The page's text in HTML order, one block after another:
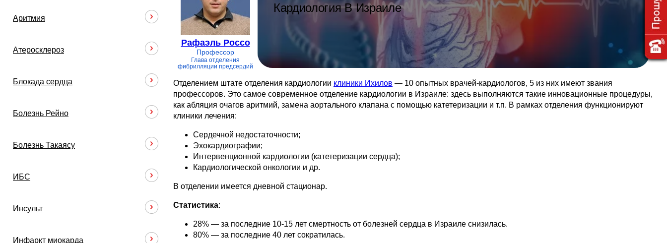
Аритмия
Атеросклероз
Блокада сердца
Болезнь Рейно
Болезнь Такаясу
ИБС
Инсульт
Инфаркт миокарда
Рафаэль Россо
Профессор
Глава отделения
фибрилляции предсердий
Кардиология В Израиле
Отделением штате отделения кардиологии клиники Ихилов — 10 опытных врачей-кардиологов, 5 из них имеют звания
профессоров. Это самое современное отделение кардиологии в Израиле: здесь выполняются такие инновационные процедуры,
как абляция очагов аритмий, замена аортального клапана с помощью катетеризации и т.п. В рамках отделения функционируют
клиники лечения:
Сердечной недостаточности;
Эхокардиографии;
Интервенционной кардиологии (катетеризации сердца);
Кардиологической онкологии и др.
В отделении имеется дневной стационар.
Статистика:
28% — за последние 10-15 лет смертность от болезней сердца в Израиле снизилась.
80% — за последние 40 лет сократилась.